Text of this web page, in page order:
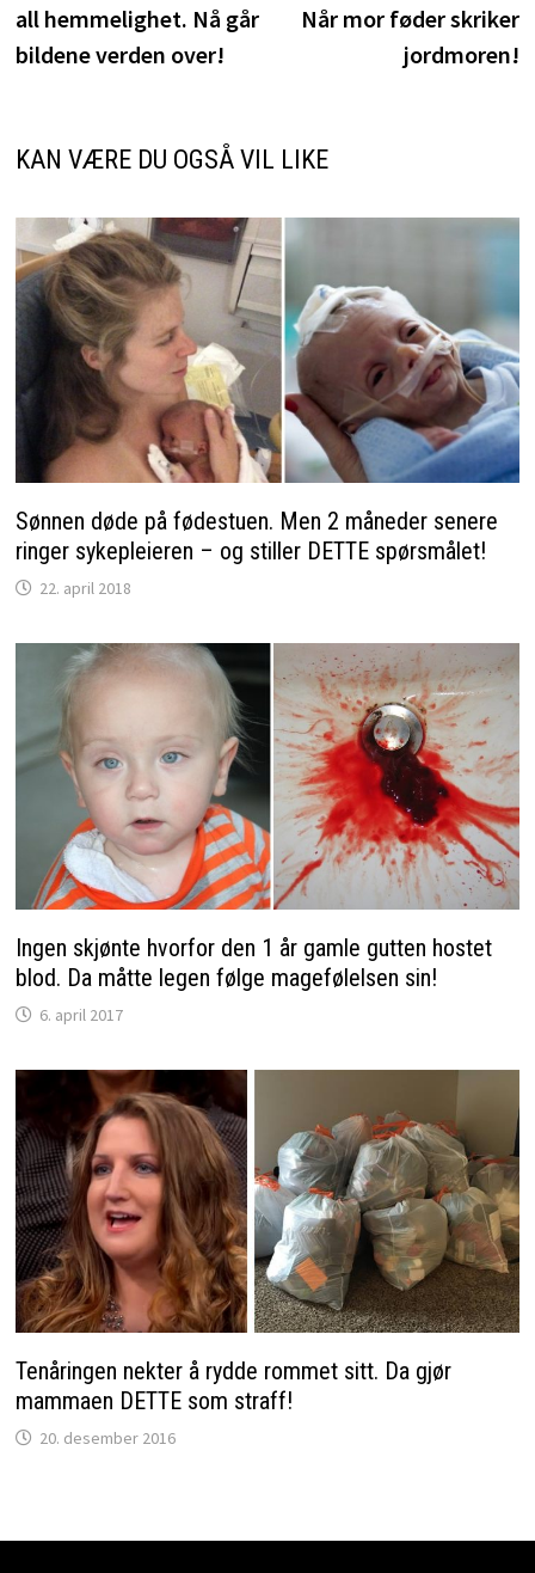
all hemmelighet. Nå går
bildene verden over!
Når mor føder skriker
jordmoren!
KAN VÆRE DU OGSÅ VIL LIKE
Sønnen døde på fødestuen. Men 2 måneder senere
ringer sykepleieren – og stiller DETTE spørsmålet!
22. april 2018
Ingen skjønte hvorfor den 1 år gamle gutten hostet
blod. Da måtte legen følge magefølelsen sin!
6. april 2017
Tenåringen nekter å rydde rommet sitt. Da gjør
mammaen DETTE som straff!
20. desember 2016